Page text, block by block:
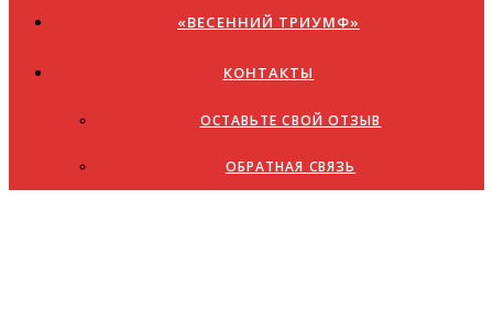
«ВЕСЕННИЙ ТРИУМФ»
КОНТАКТЫ
ОСТАВЬТЕ СВОЙ ОТЗЫВ
ОБРАТНАЯ СВЯЗЬ